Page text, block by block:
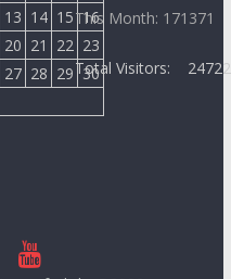
13 14 15 16
20 21 22 23
27 28 29 30
This Month: 171371
Total Visitors: